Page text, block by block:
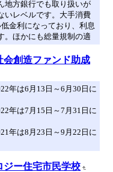
地方銀行でも取り扱いが
いレベルです。大手消費
金利になっており、利息
。ほかにも総量規制の適
会創造ファンド助成
年は6月13日～6月30日に
年は7月15日～7月31日に
年は8月23日～9月22日に
ジー住宅市民学校